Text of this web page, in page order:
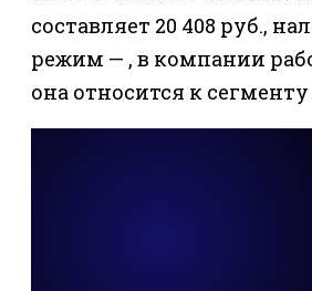
составляет 20 408 руб.,
режим — , в компании
она относится к сегменту